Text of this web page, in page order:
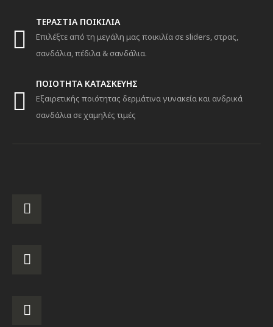
ΤΕΡΑΣΤΙΑ ΠΟΙΚΙΛΙΑ
Επιλέξτε από τη μεγάλη μας ποικιλία σε sliders, στρας,
σανδάλια, πέδιλα & σανδάλια.
ΠΟΙΟΤΗΤΑ ΚΑΤΑΣΚΕΥΗΣ
Εξαιρετικής ποιότητας δερμάτινα γυνακεία και ανδρικά
σανδάλια σε χαμηλές τιμές